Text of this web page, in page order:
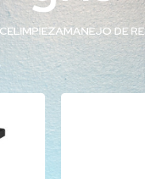
LIMPIEZAMANEJO DE